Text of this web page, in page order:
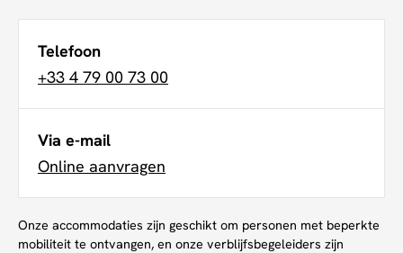
Telefoon
+33 4 79 00 73 00
Via e-mail
Online aanvragen
Onze accommodaties zijn geschikt om personen met beperkte
mobiliteit te ontvangen, en onze verblijfsbegeleiders zijn